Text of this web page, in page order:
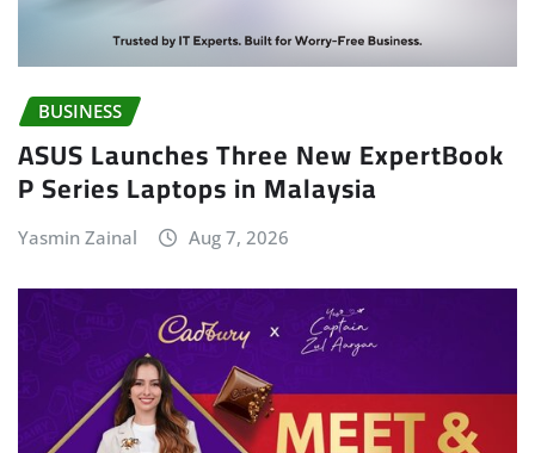
BUSINESS
ASUS Launches Three New ExpertBook
P Series Laptops in Malaysia
Yasmin Zainal Aug 7, 2026